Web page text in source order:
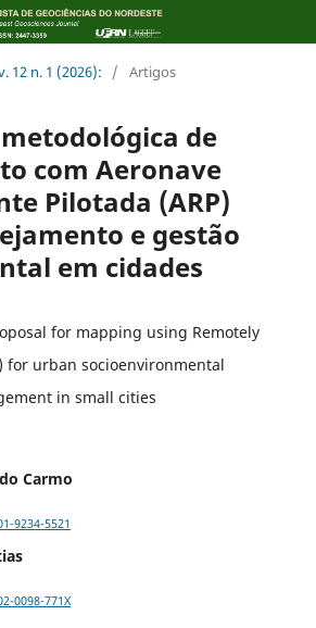
12 n. 1 (2026): / Artigos
de
com Aeronave
Pilotada (ARP)
e gestão
em cidades
for mapping using Remotely
for urban socioenvironmental
in small cities
Carmo
9234-5521
0098-771X